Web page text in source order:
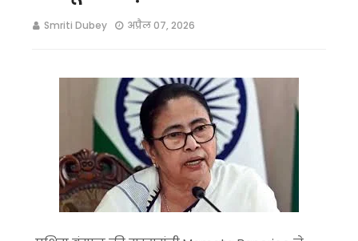
Smriti Dubey अप्रैल 07, 2026